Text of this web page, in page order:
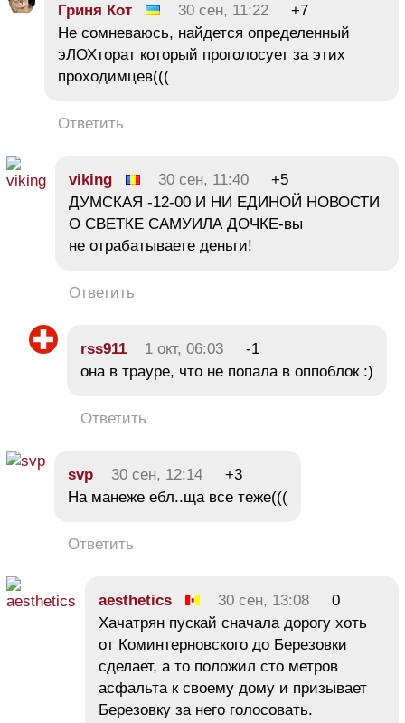
Гриня Кот 30 сен, 11:22
+7
Не сомневаюсь, найдется определенный
эЛОХторат который проголосует за этих
проходимцев(((
Ответить
viking 30 сен, 11:40
+5
ДУМСКАЯ -12-00 И НИ ЕДИНОЙ НОВОСТИ
О СВЕТКЕ САМУИЛА ДОЧКЕ-вы
не отрабатываете деньги!
Ответить
rss911 1 окт, 06:03
-1
она в трауре, что не попала в оппоблок :)
Ответить
svp 30 сен, 12:14
+3
На манеже ебл..ща все теже(((
Ответить
aesthetics 30 сен, 13:08
0
Хачатрян пускай сначала дорогу хоть
от Коминтерновского до Березовки
сделает, а то положил сто метров
асфальта к своему дому и призывает
Березовку за него голосовать.